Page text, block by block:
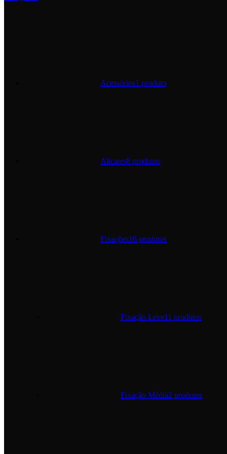
Acessórios1 produto
Alicates8 produtos
Fixações16 produtos
Fixação Leve11 produtos
Fixação Média2 produtos